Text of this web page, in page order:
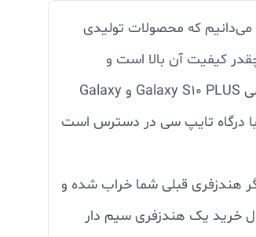
می‌دانیم که محصولات تولیدی
کیفیت آن بالا است و
همچنین تکنولوژی به کار رفته در آن نیز بسیار به روز بوده و می‌توانید از بهترین گوشی دنیا در دستانتان استفاده کنید. با خرید گوشی Galaxy S10 PLUS و Galaxy
با درگاه تایپ سی در دسترس است
کرده‌اند. اگر هندزفری قبلی شما خراب شده و
خرید یک هندزفری سیم دار